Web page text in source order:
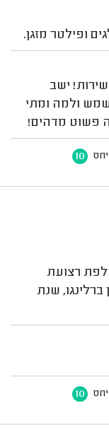
ופילטר מזגן.
ישב
ולמה ומתי
פשוט מדהים!
יחס 10
60,000 והחלפת רצועת
ברלינגו, שנת
יחס 10